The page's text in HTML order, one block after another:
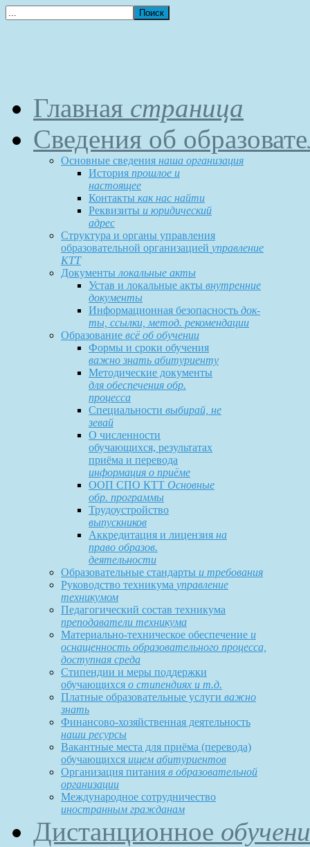
Главная страница
Сведения об
Основные сведения наша организация
История прошлое и
настоящее
Контакты как нас найти
Реквизиты и юридический
адрес
Структура и органы управления
образовательной организацией управление
КТТ
Документы локальные акты
Устав и локальные акты внутренние
документы
Информационная безопасность док-
ты, ссылки, метод. рекомендации
Образование всё об обучении
Формы и сроки обучения
важно знать абитуриенту
Методические документы
для обеспечения обр.
процесса
Специальности выбирай, не
зевай
О численности
обучающихся, результатах
приёма и перевода
информация о приёме
ООП СПО КТТ Основные
обр. программы
Трудоустройство
выпускников
Аккредитация и лицензия на
право образов.
деятельности
Образовательные стандарты и требования
Руководство техникума управление
техникумом
Педагогический состав техникума
преподаватели техникума
Материально-техническое обеспечение и
оснащенность образовательного процесса,
доступная среда
Стипендии и меры поддержки
обучающихся о стипендиях и т.д.
Платные образовательные услуги важно
знать
Финансово-хозяйственная деятельность
наши ресурсы
Вакантные места для приёма (перевода)
обучающихся ищем абитуриентов
Организация питания в образовательной
организации
Международное сотрудничество
иностранным гражданам
Дистанционное